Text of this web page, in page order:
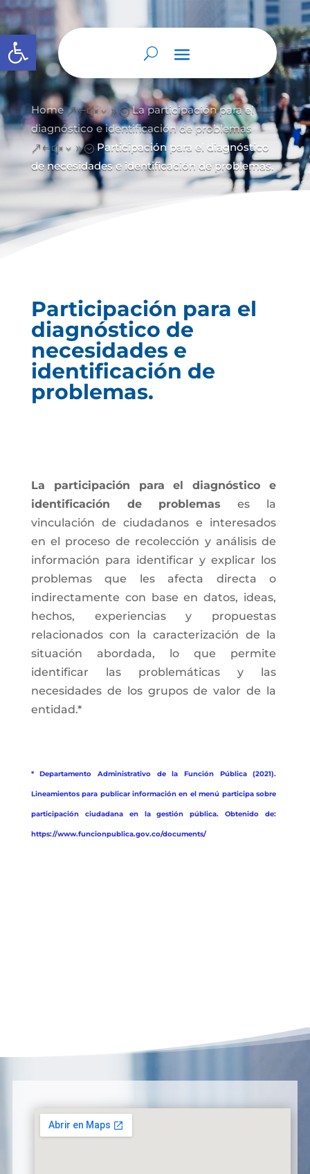
Abrir barra de herramientas
Home &#x39; La participación para el
diagnóstico e identificación de problemas
&#x39; Participación para el diagnóstico
de necesidades e identificación de problemas.
Participación para el
diagnóstico de
necesidades e
identificación de
problemas.
La participación para el diagnóstico e
identificación de problemas es la
vinculación de ciudadanos e interesados
en el proceso de recolección y análisis de
información para identificar y explicar los
problemas que les afecta directa o
indirectamente con base en datos, ideas,
hechos, experiencias y propuestas
relacionados con la caracterización de la
situación abordada, lo que permite
identificar las problemáticas y las
necesidades de los grupos de valor de la
entidad.*
* Departamento Administrativo de la Función Pública (2021).
Lineamientos para publicar información en el menú participa sobre
participación ciudadana en la gestión pública. Obtenido de:
https://www.funcionpublica.gov.co/documents/